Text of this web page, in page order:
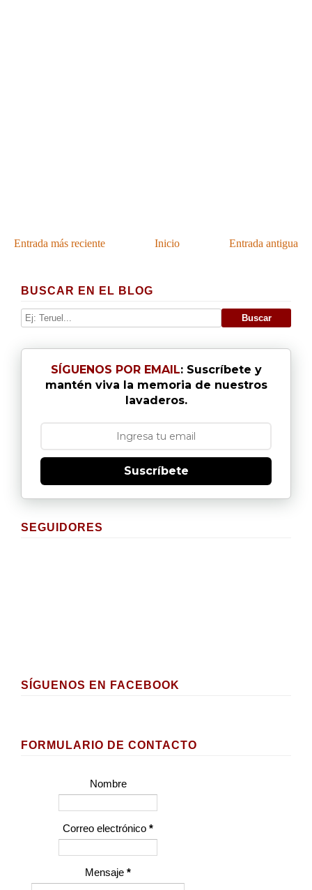
Entrada más reciente Entrada antigua
Inicio
BUSCAR EN EL BLOG
SÍGUENOS POR EMAIL: Suscríbete y
mantén viva la memoria de nuestros
lavaderos.
Suscríbete
SEGUIDORES
SÍGUENOS EN FACEBOOK
FORMULARIO DE CONTACTO
Nombre
Correo electrónico *
Mensaje *